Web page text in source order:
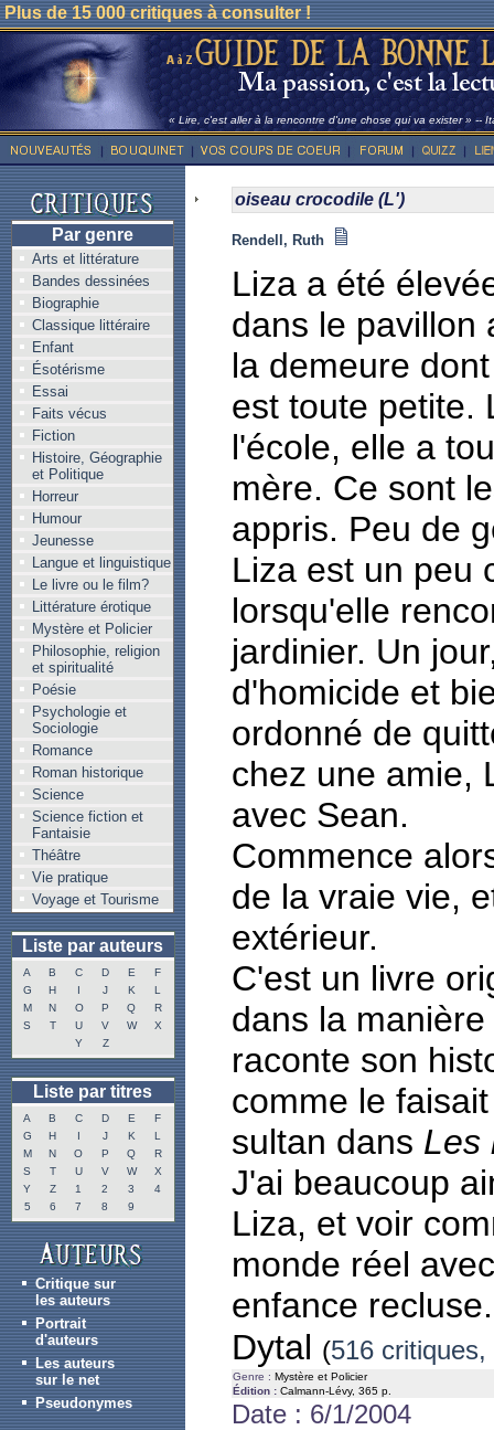
Plus de 15 000 critiques à consulter !
« Lire, c'est aller à la rencontre d'une chose qui va exister » --
Par genre
Arts et littérature
Bandes dessinées
Biographie
Classique littéraire
Enfant
Ésotérisme
Essai
Faits vécus
Fiction
Histoire, Géographie
et Politique
Horreur
Humour
Jeunesse
Langue et linguistique
Le livre ou le film?
Littérature érotique
Mystère et Policier
Philosophie, religion
et spiritualité
Poésie
Psychologie et
Sociologie
Romance
Roman historique
Science
Science fiction et
Fantaisie
Théâtre
Vie pratique
Voyage et Tourisme
Liste par auteurs
A B C D E
F
G
H I J K
L
M
N O P Q
R
S
T U V W
X
Y
Z
Liste par titres
A B C D E
F
G
H I J K
L
M
N O P Q
R
S
T U V W
X
Y
Z 1 2 3
4
5
6 7 8 9
Critique sur
les auteurs
Portrait
d'auteurs
Les auteurs
sur le net
Pseudonymes
oiseau crocodile (L')
Rendell, Ruth
Liza a été
dans le pavillon
la demeure
est toute petite.
l'école, elle a
mère. Ce sont
appris. Peu de
Liza est un peu
lorsqu'elle
jardinier. Un
d'homicide et
ordonné de
chez une amie,
avec Sean.
Commence
de la vraie vie,
extérieur.
C'est un livre
dans la
raconte son
comme le
sultan dans Les
J'ai beaucoup
Liza, et voir
monde réel
enfance recluse.
Dytal (516
Genre : Mystère et Policier
Édition : Calmann-Lévy, 365 p.
Date : 6/1/2004